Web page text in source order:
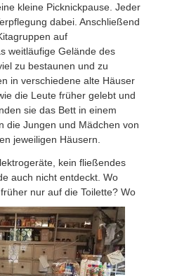
kleine Picknickpause. Jeder
dabei. Anschließend
auf
weitläufige Gelände des
zu bestaunen und zu
in verschiedene alte Häuser
die Leute früher gelebt und
sie das Bett in einem
die Jungen und Mädchen von
jeweiligen Häusern.
kein fließendes
auch nicht entdeckt. Wo
nur auf die Toilette? Wo